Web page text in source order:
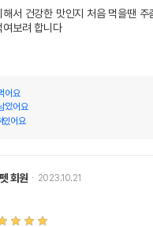
해서 건강한 맛인지 처음 먹을땐
여보려 합니다
어요
았어요
있어요
회원 2023.10.21